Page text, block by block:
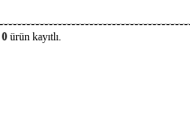
0 ürün kayıtlı.